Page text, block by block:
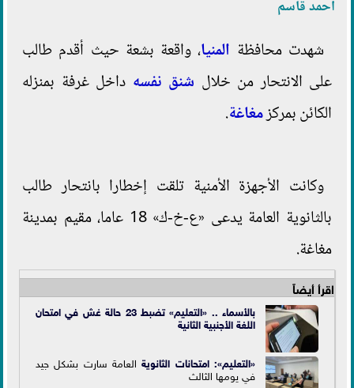
احمد قاسم
شهدت محافظة المنيا، واقعة بشعة حيث أقدم طالب
على الانتحار من خلال شنق نفسه داخل غرفة بمنزله
الكائن بمركزمغاغة.
وكانت الأجهزة الأمنية تلقت إخطارا بانتحار طالب
بالثانوية العامة يدعى «ع-خ-ك» 18 عاما، مقيم بمدينة
مغاغة.
اقرأ أيضاً
بالأسماء .. «التعليم» تضبط 23 حالة غش في امتحان
اللغة الأجنبية الثانية
«التعليم»:امتحانات الثانويةالعامة سارت بشكل جيد
في يومها الثالث